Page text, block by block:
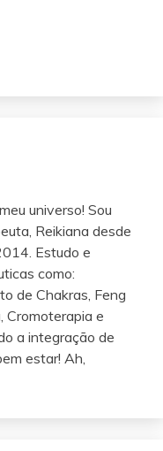
universo! Sou
Reikiana desde
Estudo e
como:
de Chakras, Feng
Cromoterapia e
a integração de
estar! Ah,